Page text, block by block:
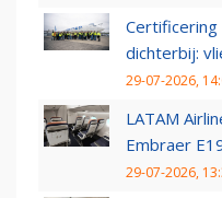
Certificering
dichterbij:
29-07-2026,
LATAM
Embraer
29-07-2026,